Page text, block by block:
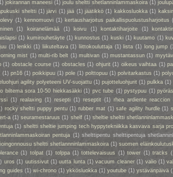
jokirannan maneesi (1) joulu sheltti shetlanninlammaskoira (1)
sheltti (1) järvi (1) jää (1) jäätikkö (1) kakkosluokka (1)
(1) kennomuovi (1) kertausharjoitus paikallispuolustusharjoitus
(1) koiranelämää (1) koivu (1) kontaktiharjoite (1)
(1) kumirouhetäyte (1) kunnostus (1) kuski (1) kuutamo (1)
(1) lenkki (1) liikuteltava (1) liittokouluttaja (1) lista (1) long jump
mist (1) multi-rib belt (1) multivan (1) mustantassun (1)
(1) obstacle course (1) obstacles (1) ohjurit (1) oikeus vaihtaa (1)
(1) pn16 (1) poikkipuu (1) pole (1) polttopuu (1) polvitarkastus (1)
agility polyeteeni UV-suojattu (1) pujotteluohjurit (1) pulkka (1)
biltema sora 10-50 hiekkasäkki (1) pvc tube (1) pystypuu (1)
(1) realaxing (1) resepti (1) reseptit (1) rhea ardiente reaccion
rocky sheltti puppy pentu (1) rubber mat (1) safe agility hurdle (1)
a (1) seuramestaruus (1) shelf (1) sheltie sheltti
(1) sheltti sheltie jumping tech hyppytekniikka kasvava sarja
pentuja (1) shelttipentu shelttipentuja
sheltti shetlannninlammaskoira (1) suomen
(1) tolpat (1) tolppa (1) tottelevaisuus (1) tower (1) tracks
uros (1) uutissivut (1) uutta lunta (1) vacuum cleaner (1) valio (1)
guides (1) wi-chrono (1) ykkösluokka (1) youtube (1) ystävänpäivä